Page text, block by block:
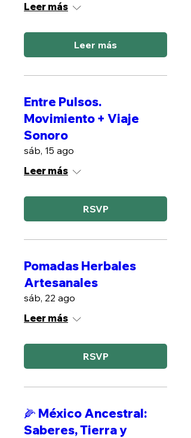
Leer más
Leer más
Entre Pulsos.
Movimiento + Viaje
Sonoro
sáb, 15 ago
Leer más
RSVP
Pomadas Herbales
Artesanales
sáb, 22 ago
Leer más
RSVP
🌽 México Ancestral:
Saberes, Tierra y